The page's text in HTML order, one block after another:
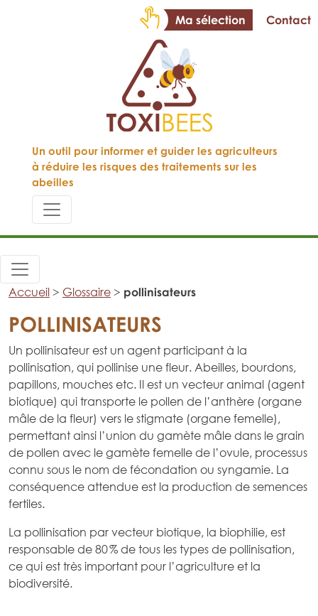
Ma sélection Contact
Un outil pour informer et guider les agriculteurs
à réduire les risques des traitements sur les
abeilles
Accueil > Glossaire > pollinisateurs
POLLINISATEURS
Un pollinisateur est un agent participant à la
pollinisation, qui pollinise une fleur. Abeilles, bourdons,
papillons, mouches etc. Il est un vecteur animal (agent
biotique) qui transporte le pollen de l’anthère (organe
mâle de la fleur) vers le stigmate (organe femelle),
permettant ainsi l’union du gamète mâle dans le grain
de pollen avec le gamète femelle de l’ovule, processus
connu sous le nom de fécondation ou syngamie. La
conséquence attendue est la production de semences
fertiles.
La pollinisation par vecteur biotique, la biophilie, est
responsable de 80 % de tous les types de pollinisation,
ce qui est très important pour l’agriculture et la
biodiversité.